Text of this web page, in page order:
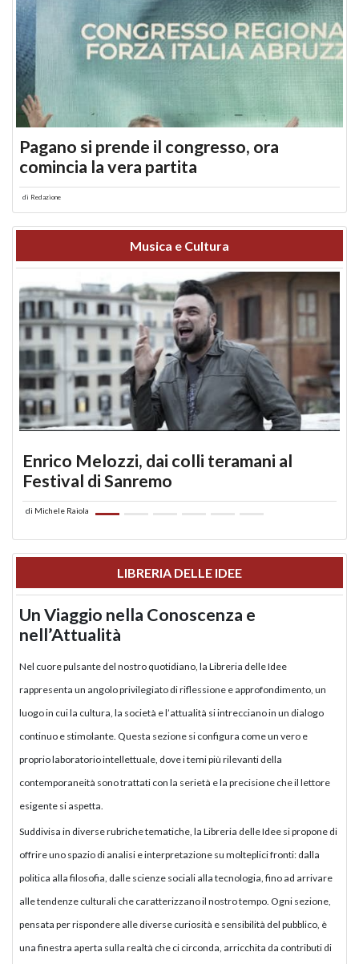
Pagano si prende il congresso, ora
comincia la vera partita
di Redazione
Musica e Cultura
Enrico Melozzi, dai colli teramani al
Festival di Sanremo
di Michele Raiola
LIBRERIA DELLE IDEE
Un Viaggio nella Conoscenza e
nell’Attualità
Nel cuore pulsante del nostro quotidiano, la Libreria delle Idee
rappresenta un angolo privilegiato di riflessione e approfondimento, un
luogo in cui la cultura, la società e l’attualità si intrecciano in un dialogo
continuo e stimolante. Questa sezione si configura come un vero e
proprio laboratorio intellettuale, dove i temi più rilevanti della
contemporaneità sono trattati con la serietà e la precisione che il lettore
esigente si aspetta.
Suddivisa in diverse rubriche tematiche, la Libreria delle Idee si propone di
offrire uno spazio di analisi e interpretazione su molteplici fronti: dalla
politica alla filosofia, dalle scienze sociali alla tecnologia, fino ad arrivare
alle tendenze culturali che caratterizzano il nostro tempo. Ogni sezione,
pensata per rispondere alle diverse curiosità e sensibilità del pubblico, è
una finestra aperta sulla realtà che ci circonda, arricchita da contributi di